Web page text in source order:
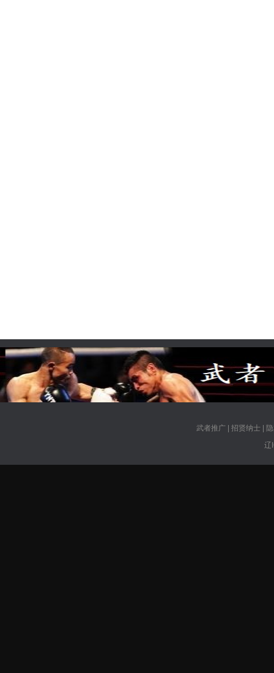
武者推广| 招贤纳士|
辽